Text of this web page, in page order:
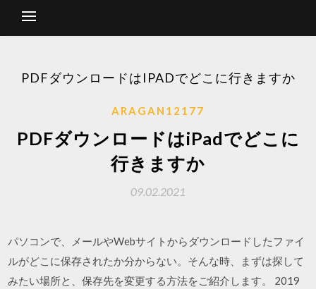
PDFダウンロードはIPADでどこに行きますか
ARAGAN12177
PDFダウンロードはiPadでどこに
行きますか
09.02.2021
パソコンで、メールやWebサイトからダウンロードしたファイ
ルがどこに保存されたか分からない。そんな時、まずは探して
みたい場所と、保存先を変更する方法をご紹介します。 2019